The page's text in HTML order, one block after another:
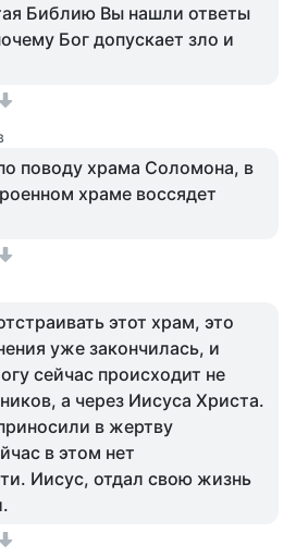
Библию Вы нашли ответы
Бог допускает зло и
поводу храма Соломона, в
храме воссядет
этот храм, это
уже закончилась, и
сейчас происходит не
а через Иисуса Христа.
в жертву
в этом нет
Иисус, отдал свою жизнь